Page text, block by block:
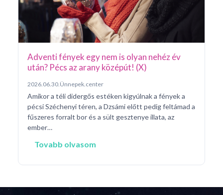
Adventi fények egy nem is olyan nehéz év
után? Pécs az arany középút! (X)
2026.06.30. Ünnepek.center
Amikor a téli didergős estéken kigyúlnak a fények a
pécsi Széchenyi téren, a Dzsámi előtt pedig feltámad a
fűszeres forralt bor és a sült gesztenye illata, az
ember…
Tovabb olvasom